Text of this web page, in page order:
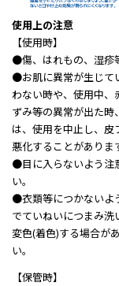
使用上の注意
【使用時】
●傷、はれもの、湿疹
●お肌に異常が生じて
わない時や、使用中、
ずみ等の異常が出た
は、使用を中止し、
悪化することがありま
●目に入らないよう注
い。
●衣類等につかないよ
でていねいにつまみ
変色(着色)する場合が
い。
【保管時】